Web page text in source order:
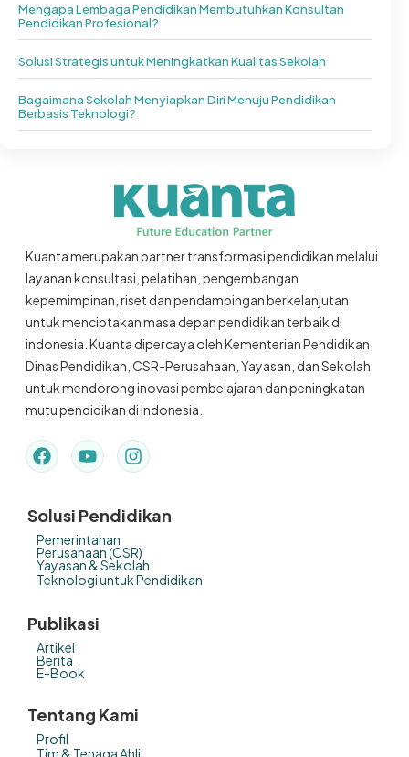
Mengapa Lembaga Pendidikan Membutuhkan Konsultan
Pendidikan Profesional?
Solusi Strategis untuk Meningkatkan Kualitas Sekolah
Bagaimana Sekolah Menyiapkan Diri Menuju Pendidikan
Berbasis Teknologi?
Kuanta merupakan partner transformasi pendidikan melalui
layanan konsultasi, pelatihan, pengembangan
kepemimpinan, riset dan pendampingan berkelanjutan
untuk menciptakan masa depan pendidikan terbaik di
indonesia. Kuanta dipercaya oleh Kementerian Pendidikan,
Dinas Pendidikan, CSR-Perusahaan, Yayasan, dan Sekolah
untuk mendorong inovasi pembelajaran dan peningkatan
mutu pendidikan di Indonesia.
Solusi Pendidikan
Pemerintahan
Perusahaan (CSR)
Yayasan & Sekolah
Teknologi untuk Pendidikan
Publikasi
Artikel
Berita
E-Book
Tentang Kami
Profil
Tim & Tenaga Ahli